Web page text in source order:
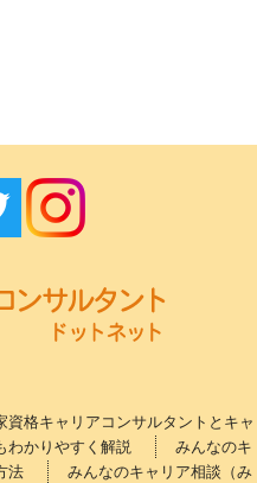
資格キャリアコンサルタントとキャ
わかりやすく解説
みんなのキ
法
みんなのキャリア相談（み